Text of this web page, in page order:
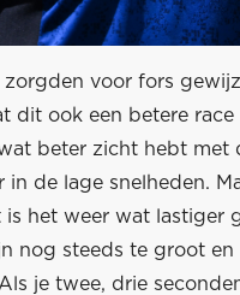
voor fors
dit ook een betere race
beter zicht hebt met
in de lage snelheden.
het weer wat lastiger
nog steeds te groot
je twee, drie